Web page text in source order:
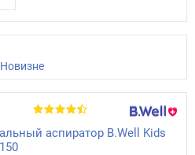
Новизне
аспиратор B.Well Kids